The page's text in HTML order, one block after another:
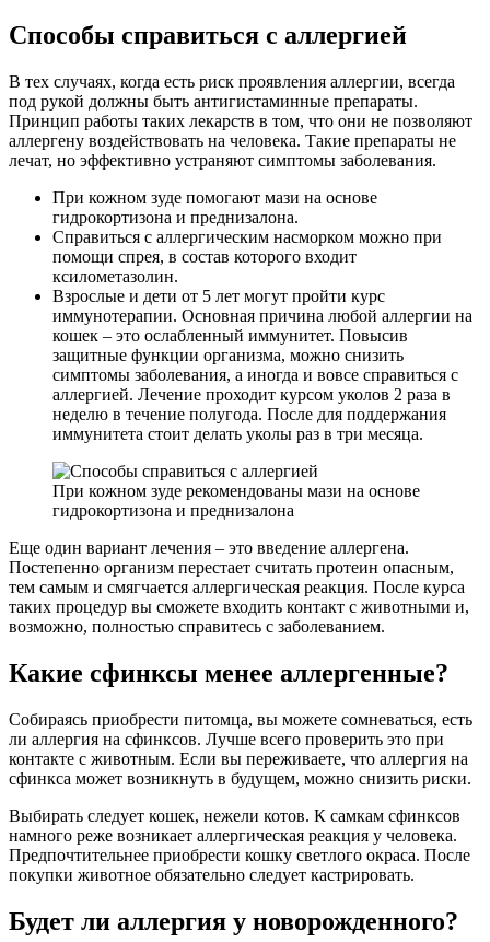
Способы справиться с аллергией
В тех случаях, когда есть риск проявления аллергии, всегда
под рукой должны быть антигистаминные препараты.
Принцип работы таких лекарств в том, что они не позволяют
аллергену воздействовать на человека. Такие препараты не
лечат, но эффективно устраняют симптомы заболевания.
При кожном зуде помогают мази на основе
гидрокортизона и преднизалона.
Справиться с аллергическим насморком можно при
помощи спрея, в состав которого входит
ксилометазолин.
Взрослые и дети от 5 лет могут пройти курс
иммунотерапии. Основная причина любой аллергии на
кошек – это ослабленный иммунитет. Повысив
защитные функции организма, можно снизить
симптомы заболевания, а иногда и вовсе справиться с
аллергией. Лечение проходит курсом уколов 2 раза в
неделю в течение полугода. После для поддержания
иммунитета стоит делать уколы раз в три месяца.
При кожном зуде рекомендованы мази на основе
гидрокортизона и преднизалона
Еще один вариант лечения – это введение аллергена.
Постепенно организм перестает считать протеин опасным,
тем самым и смягчается аллергическая реакция. После курса
таких процедур вы сможете входить контакт с животными и,
возможно, полностью справитесь с заболеванием.
Какие сфинксы менее аллергенные?
Собираясь приобрести питомца, вы можете сомневаться, есть
ли аллергия на сфинксов. Лучше всего проверить это при
контакте с животным. Если вы переживаете, что аллергия на
сфинкса может возникнуть в будущем, можно снизить риски.
Выбирать следует кошек, нежели котов. К самкам сфинксов
намного реже возникает аллергическая реакция у человека.
Предпочтительнее приобрести кошку светлого окраса. После
покупки животное обязательно следует кастрировать.
Будет ли аллергия у новорожденного?